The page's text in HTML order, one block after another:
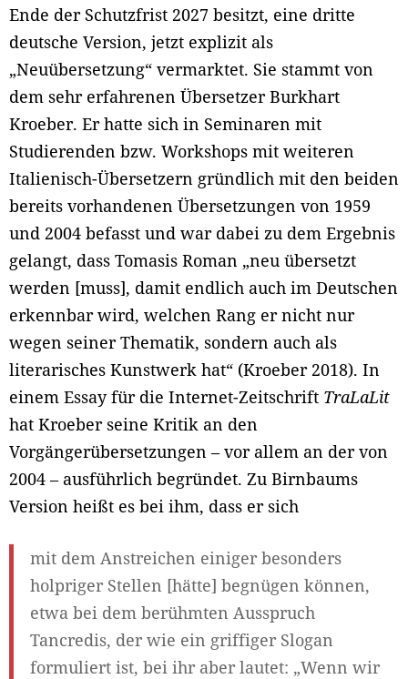
Ende der Schutzfrist 2027 besitzt, eine dritte
deutsche Version, jetzt explizit als
„Neuübersetzung“ vermarktet. Sie stammt von
dem sehr erfahrenen Übersetzer Burkhart
Kroeber. Er hatte sich in Seminaren mit
Studierenden bzw. Workshops mit weiteren
Italienisch-Übersetzern gründlich mit den beiden
bereits vorhandenen Übersetzungen von 1959
und 2004 befasst und war dabei zu dem Ergebnis
gelangt, dass Tomasis Roman „neu übersetzt
werden [muss], damit endlich auch im Deutschen
erkennbar wird, welchen Rang er nicht nur
wegen seiner Thematik, sondern auch als
literarisches Kunstwerk hat“ (Kroeber 2018). In
einem Essay für die Internet-Zeitschrift TraLaLit
hat Kroeber seine Kritik an den
Vorgängerübersetzungen – vor allem an der von
2004 – ausführlich begründet. Zu Birnbaums
Version heißt es bei ihm, dass er sich
mit dem Anstreichen einiger besonders
holpriger Stellen [hätte] begnügen können,
etwa bei dem berühmten Ausspruch
Tancredis, der wie ein griffiger Slogan
formuliert ist, bei ihr aber lautet: „Wenn wir